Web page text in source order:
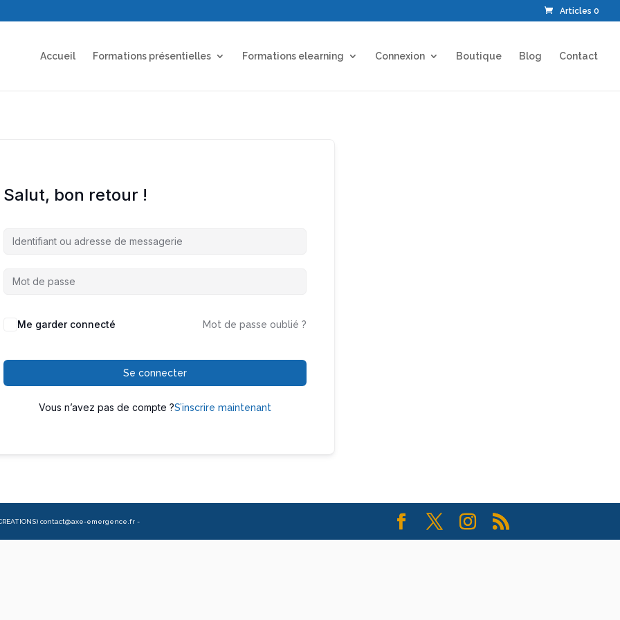
Articles 0
Accueil Formations présentielles Formations elearning Connexion Boutique Blog Contact
Salut, bon retour !
Me garder connecté Mot de passe oublié ?
Se connecter
Vous n’avez pas de compte ?S’inscrire maintenant
contact@axe-emergence.fr -